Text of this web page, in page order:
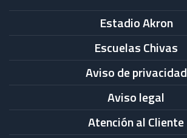
Estadio Akron
Escuelas Chivas
Aviso de privacidad
Aviso legal
Atención al Cliente